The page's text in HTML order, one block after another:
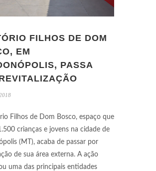
FILHOS DE DOM
EM
PASSA
Filhos de Dom Bosco, espaço que
crianças e jovens na cidade de
(MT), acaba de passar por
de sua área externa. A ação
uma das principais entidades